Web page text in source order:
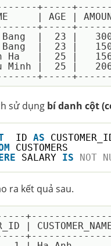
+-----
| AGE |
+-----
|  23 |
|  23 |
Ha   |  25 |
Minh |  25 |
sử dụng bí danh cột
ID AS
CUSTOMERS
SALARY IS NOT
ra kết quả sau.
|